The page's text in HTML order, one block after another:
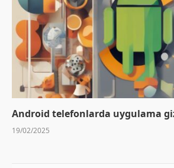
Android telefonlarda uygulama
19/02/2025